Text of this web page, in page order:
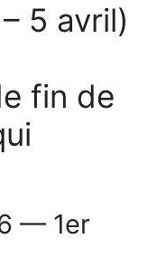
5 avril)
fin de
— 1er